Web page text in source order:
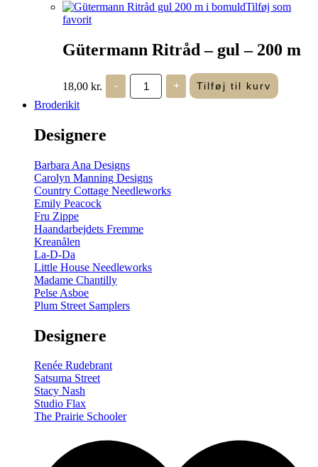
Tilføj som
favorit
Gütermann Ritråd – gul – 200 m
18,00 kr. -
Gütermann
Ritråd
-
+ Tilføj til kurv
Broderikit
Designere
Barbara Ana Designs
Carolyn Manning Designs
Country Cottage Needleworks
Emily Peacock
Fru Zippe
Haandarbejdets Fremme
Kreanålen
La-D-Da
Little House Needleworks
Madame Chantilly
Pelse Asboe
Plum Street Samplers
Designere
Renée Rudebrant
Satsuma Street
Stacy Nash
Studio Flax
The Prairie Schooler